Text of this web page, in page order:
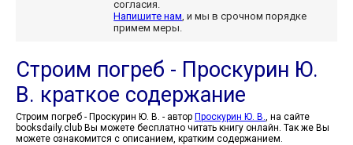
согласия.
Напишите нам , и мы в срочном порядке
примем меры.
Строим погреб - Проскурин Ю.
В. краткое содержание
Строим погреб - Проскурин Ю. В. - автор Проскурин Ю. В., на сайте
booksdaily.club Вы можете бесплатно читать книгу онлайн. Так же Вы
можете ознакомится с описанием, кратким содержанием.